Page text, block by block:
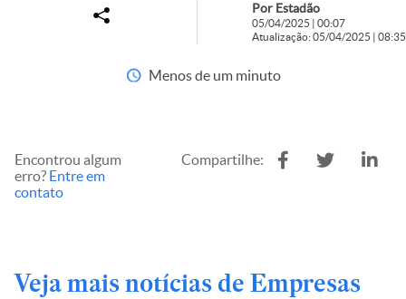
Por Estadão
05/04/2025 | 00:07
Atualização: 05/04/2025 | 08:35
Menos de um minuto
Encontrou algum
erro? Entre em
contato
Compartilhe:
Veja mais notícias de Empresas